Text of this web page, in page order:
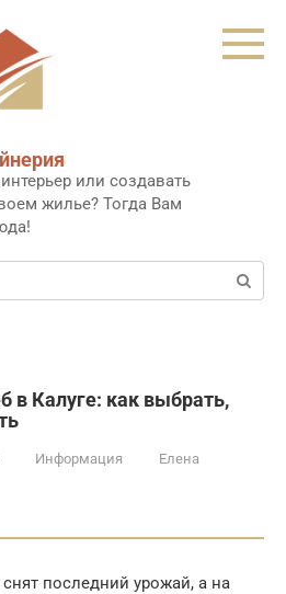
или создавать
жилье? Тогда Вам
в Калуге: как выбрать,
Информация
Елена
последний урожай, а на